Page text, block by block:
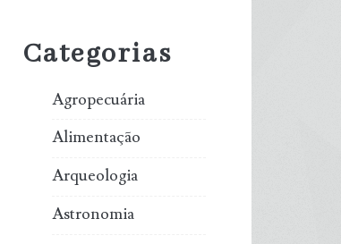
Sidebar
Categorias
Agropecuária
Alimentação
Arqueologia
Astronomia